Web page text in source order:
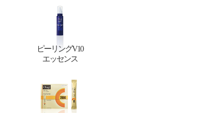
ピーリングV10
エッセンス